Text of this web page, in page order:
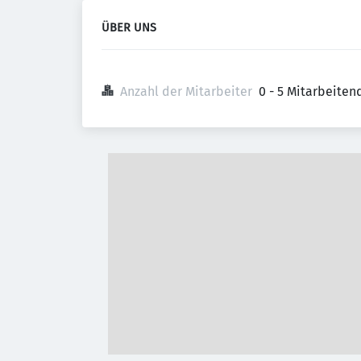
ÜBER UNS
Anzahl der Mitarbeiter 0 - 5